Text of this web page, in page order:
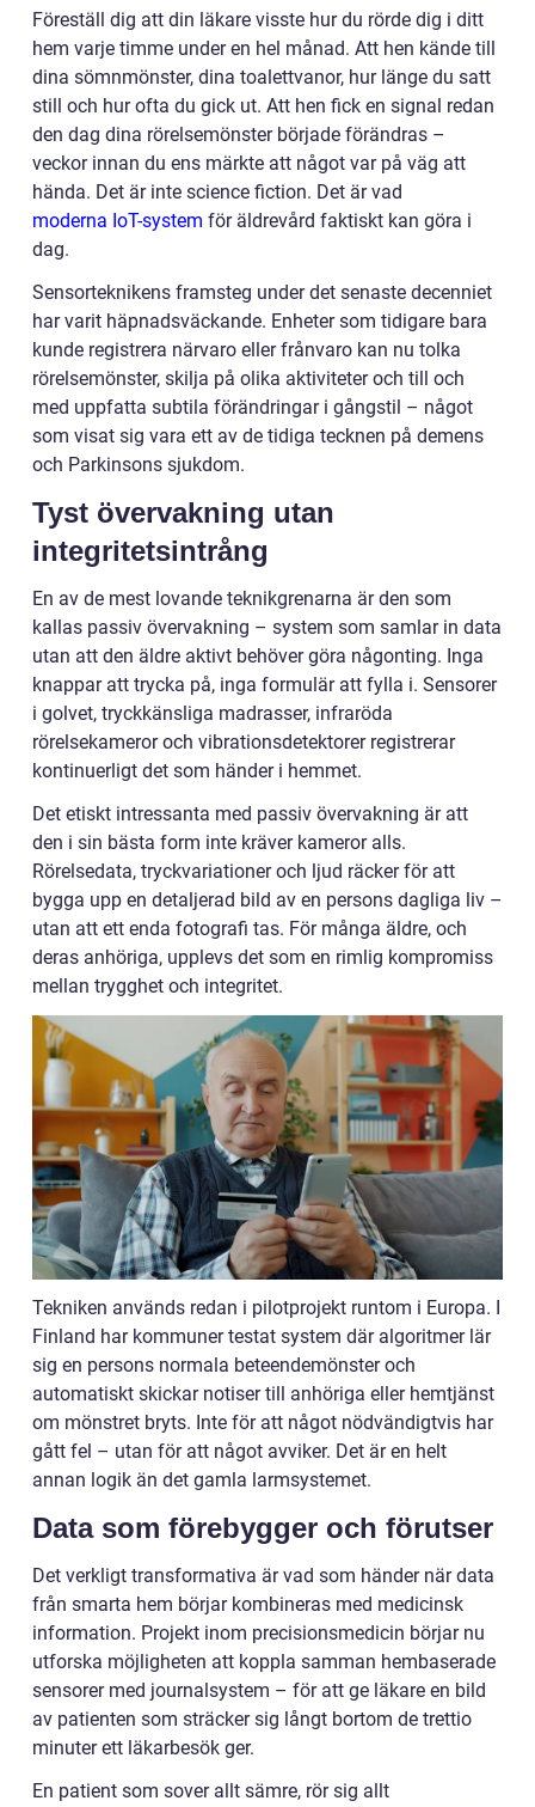
Föreställ dig att din läkare visste hur du rörde dig i ditt
hem varje timme under en hel månad. Att hen kände till
dina sömnmönster, dina toalettvanor, hur länge du satt
still och hur ofta du gick ut. Att hen fick en signal redan
den dag dina rörelsemönster började förändras –
veckor innan du ens märkte att något var på väg att
hända. Det är inte science fiction. Det är vad
moderna IoT-system för äldrevård faktiskt kan göra i
dag.
Sensorteknikens framsteg under det senaste decenniet
har varit häpnadsväckande. Enheter som tidigare bara
kunde registrera närvaro eller frånvaro kan nu tolka
rörelsemönster, skilja på olika aktiviteter och till och
med uppfatta subtila förändringar i gångstil – något
som visat sig vara ett av de tidiga tecknen på demens
och Parkinsons sjukdom.
Tyst övervakning utan
integritetsintrång
En av de mest lovande teknikgrenarna är den som
kallas passiv övervakning – system som samlar in data
utan att den äldre aktivt behöver göra någonting. Inga
knappar att trycka på, inga formulär att fylla i. Sensorer
i golvet, tryckkänsliga madrasser, infraröda
rörelsekameror och vibrationsdetektorer registrerar
kontinuerligt det som händer i hemmet.
Det etiskt intressanta med passiv övervakning är att
den i sin bästa form inte kräver kameror alls.
Rörelsedata, tryckvariationer och ljud räcker för att
bygga upp en detaljerad bild av en persons dagliga liv –
utan att ett enda fotografi tas. För många äldre, och
deras anhöriga, upplevs det som en rimlig kompromiss
mellan trygghet och integritet.
Tekniken används redan i pilotprojekt runtom i Europa. I
Finland har kommuner testat system där algoritmer lär
sig en persons normala beteendemönster och
automatiskt skickar notiser till anhöriga eller hemtjänst
om mönstret bryts. Inte för att något nödvändigtvis har
gått fel – utan för att något avviker. Det är en helt
annan logik än det gamla larmsystemet.
Data som förebygger och förutser
Det verkligt transformativa är vad som händer när data
från smarta hem börjar kombineras med medicinsk
information. Projekt inom precisionsmedicin börjar nu
utforska möjligheten att koppla samman hembaserade
sensorer med journalsystem – för att ge läkare en bild
av patienten som sträcker sig långt bortom de trettio
minuter ett läkarbesök ger.
En patient som sover allt sämre, rör sig allt